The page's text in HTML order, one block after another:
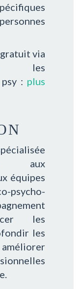
via
les
: plus
aux
équipes
psycho-
les
les